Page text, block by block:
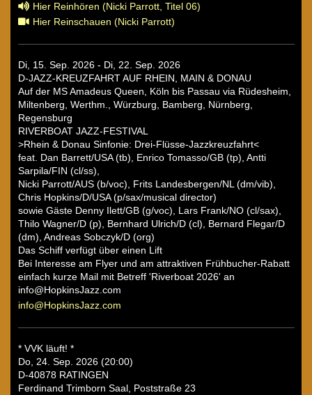
Hier Reinhören (Nicki Parrott, Titel 06)
Hier Reinschauen (Nicki Parrott)
Di, 15. Sep. 2026 - Di, 22. Sep. 2026
D-JAZZ-KREUZFAHRT AUF RHEIN, MAIN & DONAU
Auf der MS Amadeus Queen, Köln bis Passau via Rüdesheim,
Miltenberg, Werthm., Würzburg, Bamberg, Nürnberg,
Regensburg
RIVERBOAT JAZZ-FESTIVAL
>Rhein & Donau Sinfonie: Drei-Flüsse-Jazzkreuzfahrt<
feat. Dan Barrett/USA (tb), Enrico Tomasso/GB (tp), Antti
Sarpila/FIN (cl/ss),
Nicki Parrott/AUS (b/voc), Frits Landesbergen/NL (dm/vib),
Chris Hopkins/D/USA (p/sax/musical director)
sowie Gäste Denny Ilett/GB (g/voc), Lars Frank/NO (cl/sax),
Thilo Wagner/D (p), Bernhard Ulrich/D (cl), Bernard Flegar/D
(dm), Andreas Sobczyk/D (org)
Das Schiff verfügt über einen Lift
Bei Interesse am Flyer und am attraktiven Frühbucher-Rabatt
einfach kurze Mail mit Betreff 'Riverboat 2026' an
info@HopkinsJazz.com
info@HopkinsJazz.com
* VVK läuft! *
Do, 24. Sep. 2026 (20:00)
D-40878 RATINGEN
Ferdinand Trimborn Saal, Poststraße 23